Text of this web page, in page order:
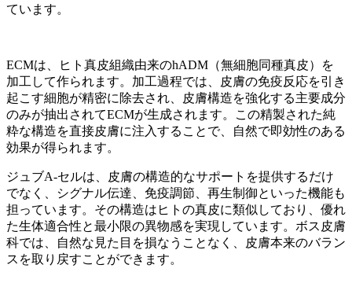
ています。
ECMは、ヒト真皮組織由来のhADM（無細胞同種真皮）を
加工して作られます。加工過程では、皮膚の免疫反応を引き
起こす細胞が精密に除去され、皮膚構造を強化する主要成分
のみが抽出されてECMが生成されます。この精製された純
粋な構造を直接皮膚に注入することで、自然で即効性のある
効果が得られます。
ジュブA-セルは、皮膚の構造的なサポートを提供するだけ
でなく、シグナル伝達、免疫調節、再生制御といった機能も
担っています。その構造はヒトの真皮に類似しており、優れ
た生体適合性と最小限の異物感を実現しています。ボス皮膚
科では、自然な見た目を損なうことなく、皮膚本来のバラン
スを取り戻すことができます。